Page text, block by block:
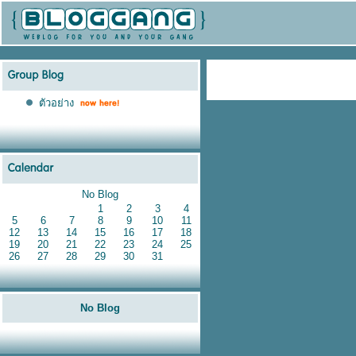
ตัวอย่าง
No Blog
1
2 3
4
5
6 7 8 9 10
11
12
13 14 15 16 17
18
19
20 21 22 23 24
25
26
27 28 29 30 31
No Blog